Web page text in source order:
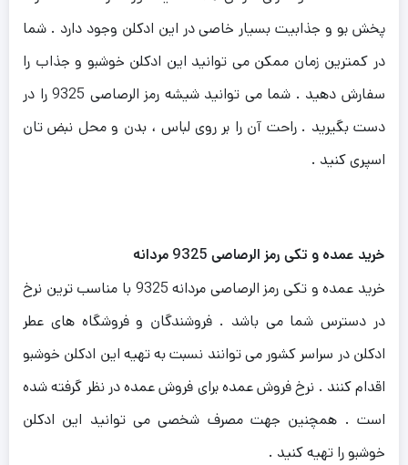
پخش بو و جذابیت بسیار خاصی در این ادکلن وجود دارد . شما
در کمترین زمان ممکن می توانید این ادکلن خوشبو و جذاب را
سفارش دهید . شما می توانید شیشه رمز الرصاصی 9325 را در
دست بگیرید . راحت آن را بر روی لباس ، بدن و محل نبض تان
اسپری کنید .
خرید عمده و تکی رمز الرصاصی 9325 مردانه
خرید عمده و تکی رمز الرصاصی مردانه 9325 با مناسب ترین نرخ
در دسترس شما می باشد . فروشندگان و فروشگاه های عطر
ادکلن در سراسر کشور می توانند نسبت به تهیه این ادکلن خوشبو
اقدام کنند . نرخ فروش عمده برای فروش عمده در نظر گرفته شده
است . همچنین جهت مصرف شخصی می توانید این ادکلن
خوشبو را تهیه کنید .